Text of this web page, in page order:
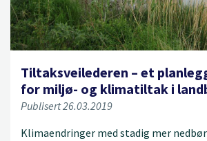
Tiltaksveilederen – et
for miljø- og klimatiltak i
Publisert 26.03.2019
Klimaendringer med stadig mer